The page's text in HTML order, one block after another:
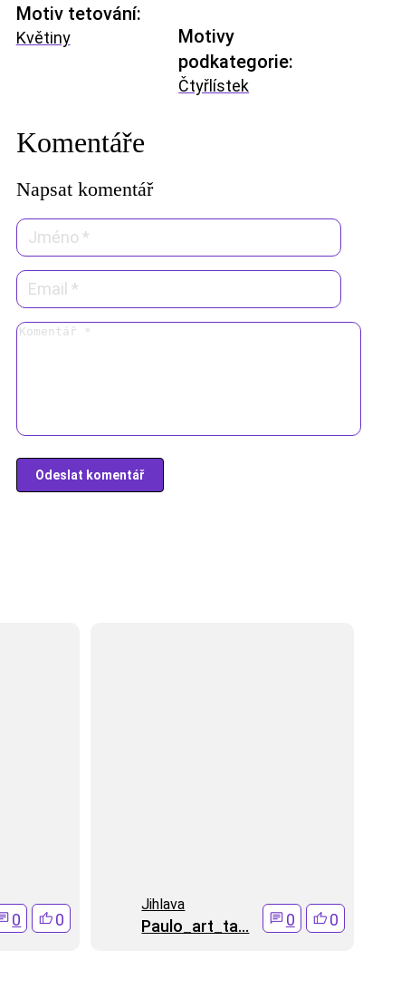
Motiv tetování:
Květiny
Motivy
podkategorie:
Čtyřlístek
Komentáře
Napsat komentář
0 0
Jihlava
Paulo_art_ta... 0 0